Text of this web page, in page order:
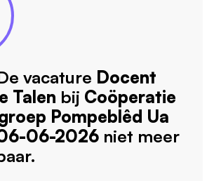
vacature Docent
Talen bij Coöperatie
Pompeblêd Ua
06-2026 niet meer